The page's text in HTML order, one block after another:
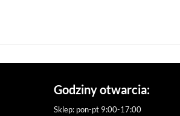
Godziny otwarcia:
Sklep: pon-pt 9:00-17:00